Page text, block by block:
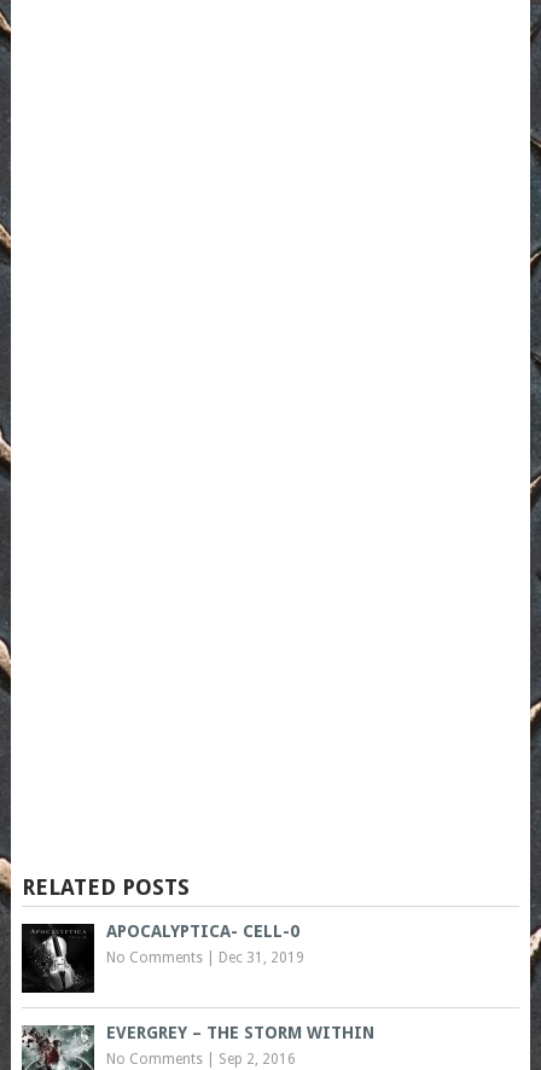
RELATED POSTS
APOCALYPTICA- CELL-0
No Comments| Dec 31, 2019
EVERGREY – THE STORM WITHIN
No Comments| Sep 2, 2016